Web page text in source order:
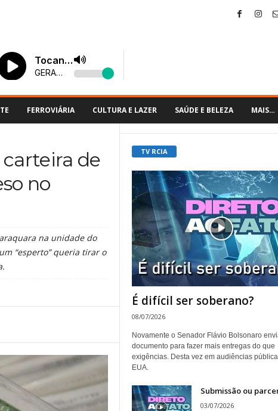
FERROVIÁRIA CULTURA E LAZER SAÚDE E BELEZA MAIS…
de
no
na unidade do
“esperto” queria tirar o
TV RCIA
É difícil ser soberano?
08/07/2026
Novamente o Senador Flávio Bolsonaro
documento para fazer mais entregas do que
exigências. Desta vez em audiências
EUA.
Submissão ou
03/07/2026